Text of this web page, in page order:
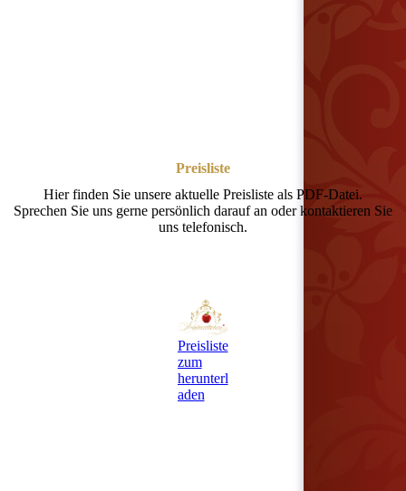
Preisliste
Hier finden Sie unsere aktuelle Preisliste als PDF-Datei.
Sprechen Sie uns gerne persönlich darauf an oder kontaktieren Sie
uns telefonisch.
Preisliste
zum
herunterl
aden